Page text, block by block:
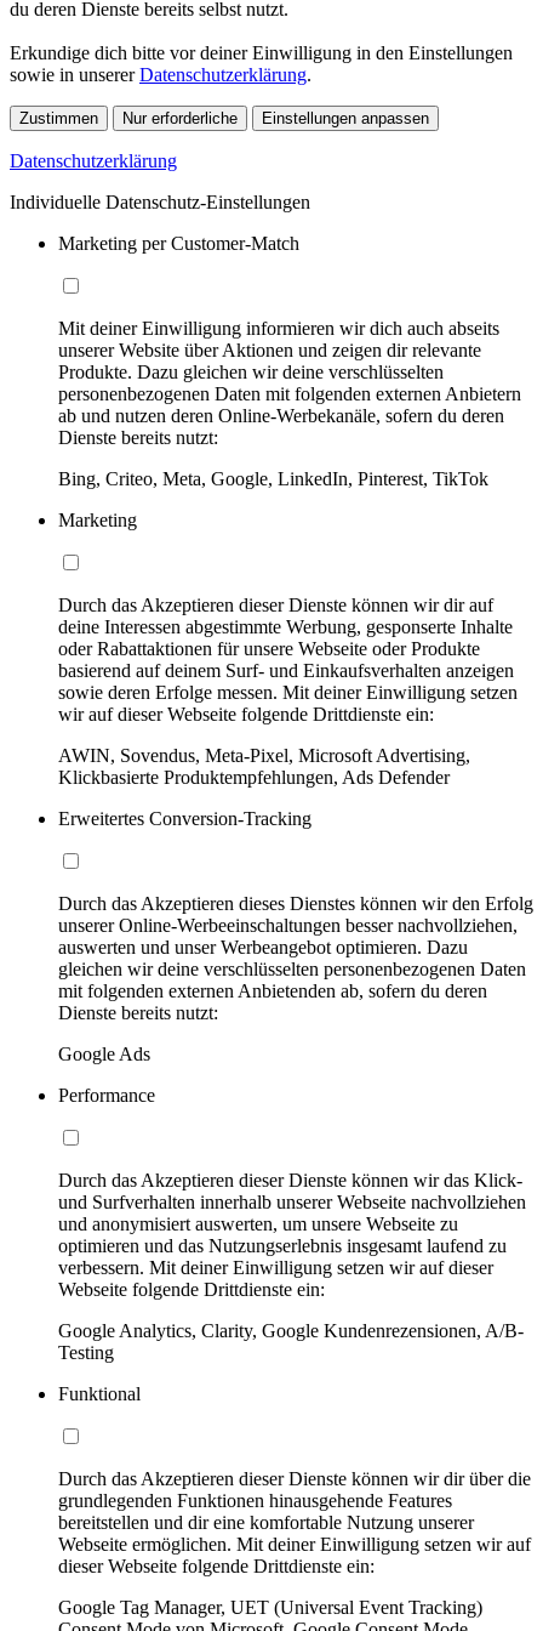
du deren Dienste bereits selbst nutzt.
Erkundige dich bitte vor deiner Einwilligung in den Einstellungen
sowie in unsererDatenschutzerklärung.
Zustimmen Nur erforderliche Einstellungen anpassen
Datenschutzerklärung
Individuelle Datenschutz-Einstellungen
Marketing per Customer-Match
Mit deiner Einwilligung informieren wir dich auch abseits
unserer Website über Aktionen und zeigen dir relevante
Produkte. Dazu gleichen wir deine verschlüsselten
personenbezogenen Daten mit folgenden externen Anbietern
ab und nutzen deren Online-Werbekanäle, sofern du deren
Dienste bereits nutzt:
Bing, Criteo, Meta, Google, LinkedIn, Pinterest, TikTok
Marketing
Durch das Akzeptieren dieser Dienste können wir dir auf
deine Interessen abgestimmte Werbung, gesponserte Inhalte
oder Rabattaktionen für unsere Webseite oder Produkte
basierend auf deinem Surf- und Einkaufsverhalten anzeigen
sowie deren Erfolge messen. Mit deiner Einwilligung setzen
wir auf dieser Webseite folgende Drittdienste ein:
AWIN, Sovendus, Meta-Pixel, Microsoft Advertising,
Klickbasierte Produktempfehlungen, Ads Defender
Erweitertes Conversion-Tracking
Durch das Akzeptieren dieses Dienstes können wir den Erfolg
unserer Online-Werbeeinschaltungen besser nachvollziehen,
auswerten und unser Werbeangebot optimieren. Dazu
gleichen wir deine verschlüsselten personenbezogenen Daten
mit folgenden externen Anbietenden ab, sofern du deren
Dienste bereits nutzt:
Google Ads
Performance
Durch das Akzeptieren dieser Dienste können wir das Klick-
und Surfverhalten innerhalb unserer Webseite nachvollziehen
und anonymisiert auswerten, um unsere Webseite zu
optimieren und das Nutzungserlebnis insgesamt laufend zu
verbessern. Mit deiner Einwilligung setzen wir auf dieser
Webseite folgende Drittdienste ein:
Google Analytics, Clarity, Google Kundenrezensionen, A/B-
Testing
Funktional
Durch das Akzeptieren dieser Dienste können wir dir über die
grundlegenden Funktionen hinausgehende Features
bereitstellen und dir eine komfortable Nutzung unserer
Webseite ermöglichen. Mit deiner Einwilligung setzen wir auf
dieser Webseite folgende Drittdienste ein:
Google Tag Manager, UET (Universal Event Tracking)